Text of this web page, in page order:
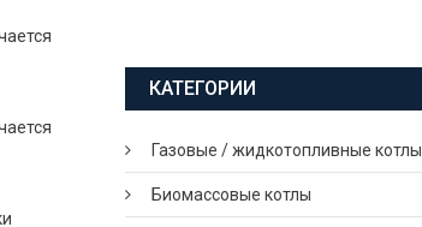
КАТЕГОРИИ
Газовые / жидкотопливные котлы
Биомассовые котлы